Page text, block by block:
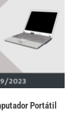
Portátil